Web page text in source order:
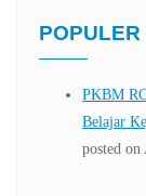
POPULER